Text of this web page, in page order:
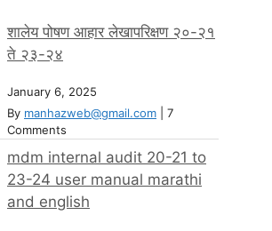
शालेय पोषण आहार लेखापरिक्षण २०-२१
ते २३-२४
January 6, 2025
By manhazweb@gmail.com
7
Comments
mdm internal audit 20-21 to
23-24 user manual marathi
and english